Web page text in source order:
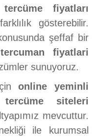
fiyatları
gösterebilir.
şeffaf bir
fiyatlari
sunuyoruz.
online yeminli
siteleri
mevcuttur.
ile kurumsal